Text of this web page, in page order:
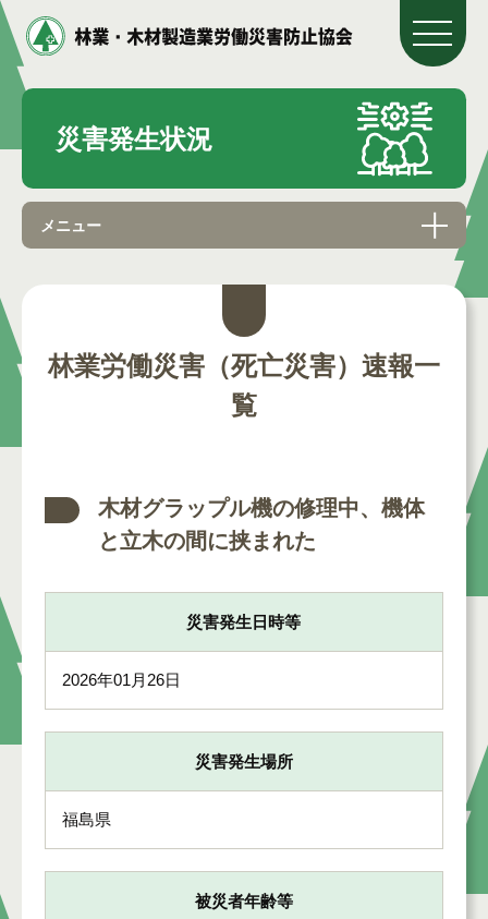
災害発生状況
メニュー
林業労働災害（死亡災害）速報一
覧
木材グラップル機の修理中、機体
と立木の間に挟まれた
災害発生日時等
2026年01月26日
災害発生場所
福島県
被災者年齢等